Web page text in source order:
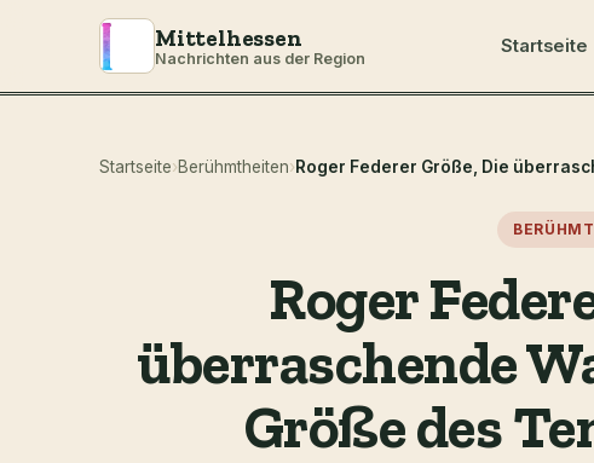
Mittelhessen
Nachrichten aus der Region
Startseite
Startseite›Berühmtheiten›
Roger
überraschende
Größe des